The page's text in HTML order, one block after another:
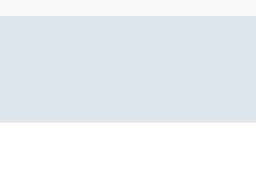
Потрясение